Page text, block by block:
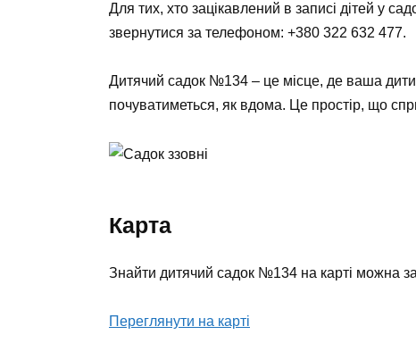
Для тих, хто зацікавлений в записі дітей у
звернутися за телефоном: +380 322 632 477.
Дитячий садок №134 – це місце, де ваша
почуватиметься, як вдома. Це простір, що
Карта
Знайти дитячий садок №134 на карті можна
Переглянути на карті